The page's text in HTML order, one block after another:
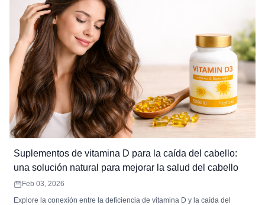
Suplementos de vitamina D para la caída del cabello:
una solución natural para mejorar la salud del cabello
Feb 03, 2026
Explore la conexión entre la deficiencia de vitamina D y la caída del